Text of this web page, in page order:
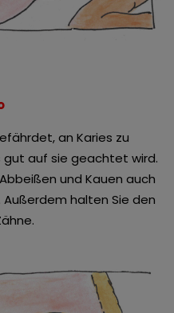
an Karies zu
gut auf sie geachtet wird.
und Kauen auch
Außerdem halten Sie den